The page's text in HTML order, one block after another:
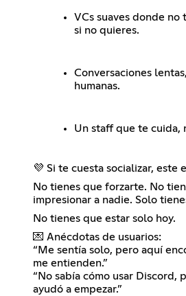
VCs suaves donde no
si no quieres.
Conversaciones
humanas.
Un staff que te cuida,
💜 Si te cuesta socializar, este
No tienes que forzarte. No
impresionar a nadie. Solo
No tienes que estar solo hoy.
💌 Anécdotas de usuarios:
“Me sentía solo, pero aquí
me entienden.”
“No sabía cómo usar Discord,
ayudó a empezar.”